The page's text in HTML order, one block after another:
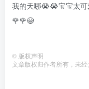
我的天哪😭😭宝宝太
🌹🌹😭
© 版权声明
文章版权归作者所有，未经